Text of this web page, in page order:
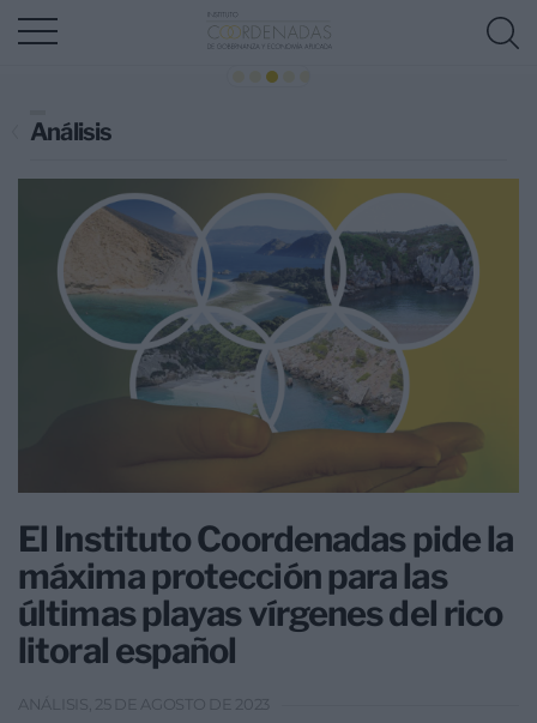
Análisis
El Instituto Coordenadas pide la
máxima protección para las
últimas playas vírgenes del rico
litoral español
ANÁLISIS, 25 DE AGOSTO DE 2023